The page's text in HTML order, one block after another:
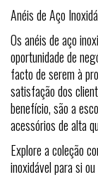
Anéis de Aço
Os anéis de aço
oportunidade de
facto de serem à
satisfação dos
benefício, são a
acessórios de alta
Explore a coleção
inoxidável para si